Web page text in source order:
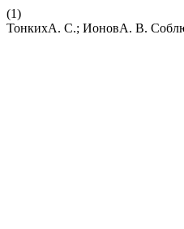
(1)
ТонкихА. С.; ИоновА. В.